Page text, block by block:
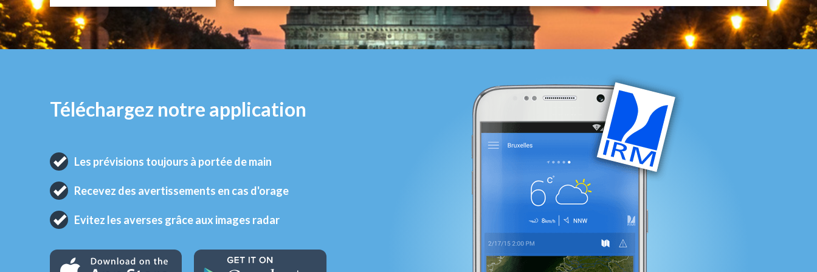
Téléchargez notre application
Les prévisions toujours à portée de main
Recevez des avertissements en cas d'orage
Evitez les averses grâce aux images radar